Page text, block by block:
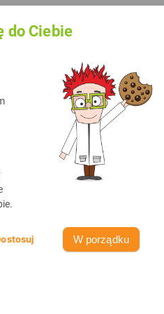
do Ciebie
W porządku
znajdziesz darmowe
Idealne do samodzielnego
W tym artykule pokażę
piękne ozdoby na
tu kolorowanki i łamigłówki